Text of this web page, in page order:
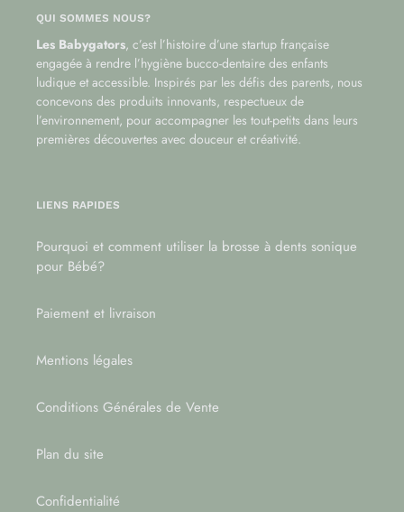
QUI SOMMES NOUS?
Les Babygators, c’est l’histoire d’une startup française
engagée à rendre l’hygiène bucco-dentaire des enfants
ludique et accessible. Inspirés par les défis des parents, nous
concevons des produits innovants, respectueux de
l’environnement, pour accompagner les tout-petits dans leurs
premières découvertes avec douceur et créativité.
LIENS RAPIDES
Pourquoi et comment utiliser la brosse à dents sonique
pour Bébé?
Paiement et livraison
Mentions légales
Conditions Générales de Vente
Plan du site
Confidentialité